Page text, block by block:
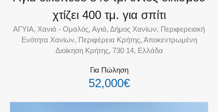
χτίζει 400 τμ. για σπίτι
ΑΓΥΙΑ, Χανιά - Ομαλός, Αγιά, Δήμος Χανίων, Περιφερειακή
Ενότητα Χανίων, Περιφέρεια Κρήτης, Αποκεντρωμένη
Διοίκηση Κρήτης, 730 14, Ελλάδα
Για Πώληση
52,000€